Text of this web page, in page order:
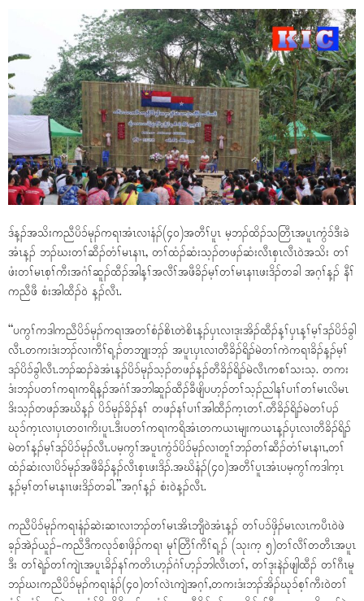
ဒ်န့ၣ်အသိးကညီပိၥ်မုၣ်ကရၢအံၤလၢနံၣ်(၄၀)အတီၢ်ပူၤ မ့ဘၣ်ထိၣ်သတြီၤအပူၤကွံၥ်ဒီးခဲ
အံၤန့ၣ် ဘၣ်ဃးတၢ်ဆီၣ်တံၢ်မၤနၢၤ, တၢ်ထံၣ်ဆံးသ့ၣ်တဖၣ်ဆံးလီၤစှၤလီၤ၀ဲအသိး တၢ်
ဖံးတၢ်မၤစ့ၢ်ကီးအဂံၢ်ဆူၣ်ထီၣ်အါန့ၢ်အလီၢ်အဖီခိၣ်မ့ၢ်တၢ်မၤနၢၤဖးဒိၣ်တခါ အဂ့ၢ်န့ၣ် နီၢ်
ကညီဖီ စံးအါထီၣ်၀ဲ န့ၣ်လီၤ.
“ပကွၢ်ကဒါကညီပိၥ်မုၣ်ကရၢအတၢ်စံၣ်စိၤတဲစိၤန့ၣ်ပှၤလၢဒုးအိၣ်ထီၣ်န့ၢ်ပှၤန့ၢ်မ့ၢ်ဒၣ်ပိၥ်ခွါ
လီၤ.တကးဒံးဘၣ်လၢကီၢ်ရ့ၣ်တဘျုးဘ့ၣ် အပူၤပှၤလၢတီခိၣ်ရိၣ်မဲတၢ်ကဲကရၢခိၣ်န့ၣ်မ့ၢ်
ဒၣ်ပိၥ်ခွါလီၤ.ဘၣ်ဆၣ်ခဲအံၤန့ၣ်ပိၥ်မုၣ်သ့ၣ်တဖၣ်န့ၣ်တီခိၣ်ရိၣ်မဲလီၤကစၢ်သးသ့. တကး
ဒံးဘၣ်ပတၢ်ကရၢကရိန့ၣ်အဂံၢ်အဘါဆူၣ်ထီၣ်ခီဖျိပဟ့ၣ်တၢ်သ့ၣ်ညါနၢ်ပၢၢ်တၢ်မၤလိမၤ
ဒိးသ့ၣ်တဖၣ်အဃိန့ၣ် ပိၥ်မုၣ်ခိၣ်နၢ် တဖၣ်နၢ်ပၢၢ်အါထီၣ်က့ၤတၢ်.တီခိၣ်ရိၣ်မဲတၢ်ပၣ်
ဃုၥ်က့ၤလၢပှၤတ၀ၢကိးပူၤ.ဒီးပတၢ်ကရၢကရိအံၤတကယၤမျးကယၤန့ၣ်ပှၤလၢတီခိၣ်ရိၣ်
မဲတၢ်န့ၣ်မ့ၢ်ဒၣ်ပိၥ်မုၣ်လီၤ.ပမ့ကွၢ်အပူၤကွံၥ်ပိၥ်မုၣ်လၢတူၢ်ဘၣ်တၢ်ဆီၣ်တံၢ်မၤနၢၤ,တၢ်
ထံၣ်ဆံးလၢပိၥ်မုၣ်အဖီခိၣ်န့ၣ်လီၤစှၤဖးဒိၣ်.အဃိနံၣ်(၄၀)အတီၢ်ပူၤအံၤပမ့ကွၢ်ကဒါက့ၤ
န့ၣ်မ့ၢ်တၢ်မၤနၢၤဖးဒိၣ်တခါ.”အဂ့ၢ်န့ၣ် စံး၀ဲန့ၣ်လီၤ.
ကညီပိၥ်မုၣ်ကရၢနံၣ်ဆဲးဆၢလၢဘၣ်တၢ်မၤအိၤဘျီ၀ဲအံၤန့ၣ် တၢ်ပၥ်ဖှိၣ်မၤလၤကပီၤ၀ဲဖဲ
ခ့ၣ်အဲၣ်ယူၣ်-ကညီဒီကလုၥ်စၢဖှိၣ်ကရၢ မုၢ်တြီၢ်ကီၢ်ရ့ၣ် (သုးက့ ၅)တၢ်လီၢ်တတီၤအပူၤ
ဒီး တၢ်ရဲၣ်တၢ်ကျဲၤအပူၤခိၣ်နၢ်ကတိၤဟ့ၣ်ဂံၢ်ဟ့ၣ်ဘါလီၤတၢ်, တၢ်ဒုးနဲၣ်ဖျါထီၣ် တၢ်ဂီၤမူ
ဘၣ်ဃးကညီပိၥ်မုၣ်ကရၢနံၣ်(၄၀)တၢ်လဲၤကျဲအဂ့ၢ်,တကးဒံးဘၣ်အိၣ်ဃုၥ်စ့ၢ်ကီး၀ဲတၢ်